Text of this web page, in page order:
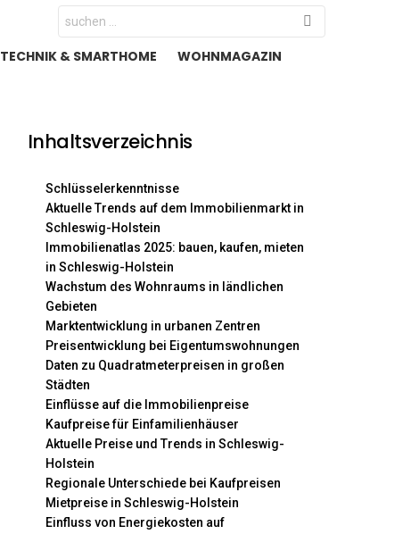
Search
for:
TECHNIK & SMARTHOME WOHNMAGAZIN
Inhaltsverzeichnis
Schlüsselerkenntnisse
Aktuelle Trends auf dem Immobilienmarkt in
Schleswig-Holstein
Immobilienatlas 2025: bauen, kaufen, mieten
in Schleswig-Holstein
Wachstum des Wohnraums in ländlichen
Gebieten
Marktentwicklung in urbanen Zentren
Preisentwicklung bei Eigentumswohnungen
Daten zu Quadratmeterpreisen in großen
Städten
Einflüsse auf die Immobilienpreise
Kaufpreise für Einfamilienhäuser
Aktuelle Preise und Trends in Schleswig-
Holstein
Regionale Unterschiede bei Kaufpreisen
Mietpreise in Schleswig-Holstein
Einfluss von Energiekosten auf